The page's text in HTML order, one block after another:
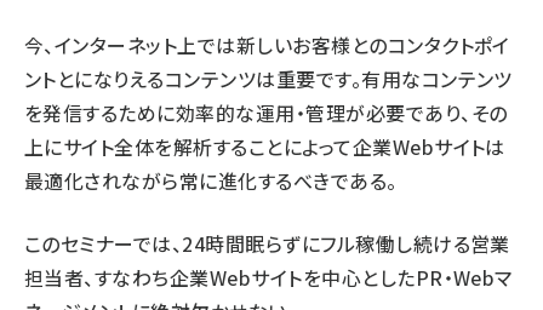
今、インターネット上では新しいお客様とのコンタクトポイ
ントとになりえるコンテンツは重要です。有用なコンテンツ
を発信するために効率的な運用・管理が必要であり、その
上にサイト全体を解析することによって企業Webサイトは
最適化されながら常に進化するべきである。
このセミナーでは、24時間眠らずにフル稼働し続ける営業
担当者、すなわち企業Webサイトを中心としたPR・Webマ